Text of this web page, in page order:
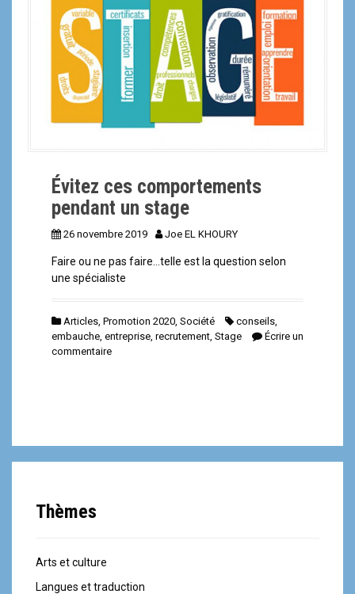
Évitez ces comportements
pendant un stage
26 novembre 2019 Joe EL KHOURY
Faire ou ne pas faire…telle est la question selon
une spécialiste
Articles Promotion 2020 Société conseils
embauche entreprise recrutement Stage
Écrire un
commentaire
Thèmes
Arts et culture
Langues et traduction